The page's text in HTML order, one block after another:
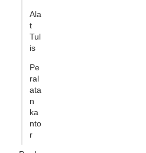
Ala
t
Tul
is
Pe
ral
ata
n
ka
nto
r